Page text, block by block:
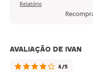
Relatório
AVALIAÇÃO DE IVAN
4/5